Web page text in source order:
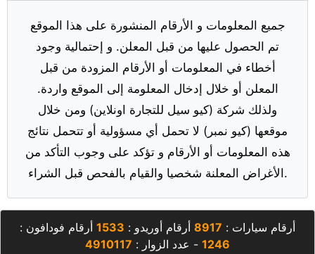
جميع المعلومات و الأرقام المنشورة على هذا الموقع
تم الحصول عليها من قبل المعلن. و إحتمالية وجود
أخطاء في المعلومات أو الأرقام المزودة من قبل
المعلن أو خلال إدخال المعلومة إلى الموقع واردة.
ولذلك شركة (كيو سيل للتجارة اونلاين) ومن خلال
موقعها (كيو نمبر) لا تحمل أي مسؤولية أو تتحمل نتائج
هذه المعلومات أو الأرقام و تؤكد على وجوب التأكد من
الأغراض المعلنة شخصيا والقيام بالفحص قبل الشراء.
أرقام سيارات : 8917 أرقام أوريدو : 1533 أرقام فودافون :
1246 - عدد الزوار : 4910117